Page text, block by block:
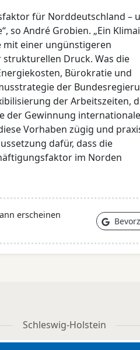
für Norddeutschland –
so André Grobien. „Ein
mit einer ungünstigeren
Druck. Was die
Bürokratie und
der
der Arbeitszeiten,
der Gewinnung
Vorhaben zügig und
dafür, dass die
im Norden
erscheinen
Schleswig-Holstein